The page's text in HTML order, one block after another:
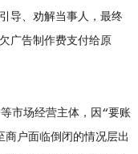
导、劝解当事人，最终
广告制作费支付给原
市场经营主体，因“要账
户面临倒闭的情况层出